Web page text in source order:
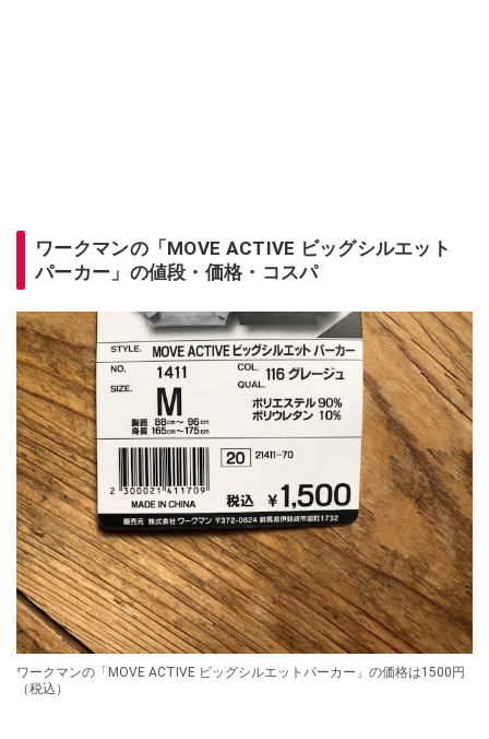
ワークマンの「MOVE ACTIVE ビッグシルエット
パーカー」の値段・価格・コスパ
ワークマンの「MOVE ACTIVE ビッグシルエットパーカー」の価格は1500円
（税込）